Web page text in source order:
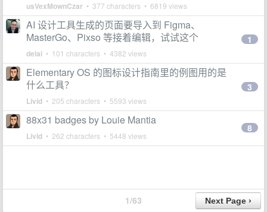
usVexMownCzar • 377 characters • 6819 views
AI 设计工具生成的页面要导入到 Figma、
MasterGo、Pixso 等接着编辑，试试这个
delai • 101 characters • 4382 views
1
Elementary OS 的图标设计指南里的例图用的是
什么工具？
Livid • 205 characters • 5593 views
3
88x31 badges by Louie Mantia
Livid • 262 characters • 5448 views
8
1/63